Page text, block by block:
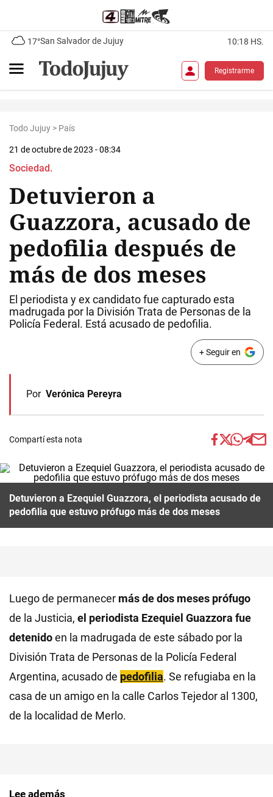
17°San Salvador de Jujuy 10:18 HS.
Registrarme
Todo Jujuy > País
21 de octubre de 2023 - 08:34
Sociedad.
Detuvieron a
Guazzora, acusado de
pedofilia después de
más de dos meses
El periodista y ex candidato fue capturado esta
madrugada por la División Trata de Personas de la
Policía Federal. Está acusado de pedofilia.
+ Seguir en
Por Verónica Pereyra
Compartí esta nota
Detuvieron a Ezequiel Guazzora, el periodista acusado de
pedofilia que estuvo prófugo más de dos meses
Luego de permanecer más de dos meses prófugo
de la Justicia, el periodista Ezequiel Guazzora fue
detenidoen la madrugada de este sábado por la
División Trata de Personas de la Policía Federal
Argentina, acusado de pedofilia. Se refugiaba en la
casa de un amigo en la calle Carlos Tejedor al 1300,
de la localidad de Merlo.
Lee además